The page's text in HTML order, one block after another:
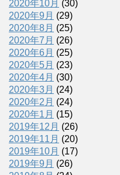
2020年10月 (30)
2020年9月 (29)
2020年8月 (25)
2020年7月 (26)
2020年6月 (25)
2020年5月 (23)
2020年4月 (30)
2020年3月 (24)
2020年2月 (24)
2020年1月 (15)
2019年12月 (26)
2019年11月 (20)
2019年10月 (17)
2019年9月 (26)